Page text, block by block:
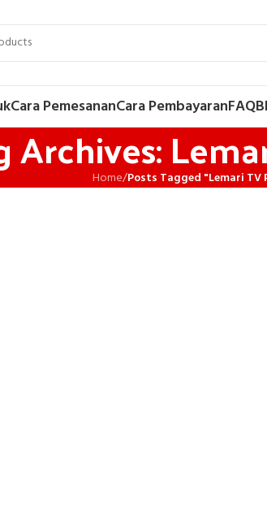
Cara PemesananCara PembayaranFAQ
Archives:
Home/Posts Tagged "Lemari TV